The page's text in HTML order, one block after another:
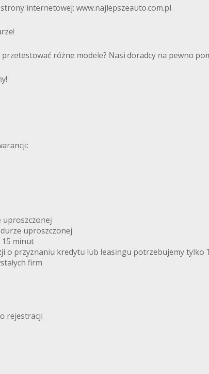
internetowej: www.najlepszeauto.com.pl
różne modele? Nasi doradcy na pewno
uproszczonej
uproszczonej
15 minut
o przyznaniu kredytu lub leasingu potrzebujemy tylko
firm
rejestracji